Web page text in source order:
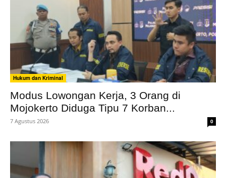
Hukum dan Kriminal
Modus Lowongan Kerja, 3 Orang di
Mojokerto Diduga Tipu 7 Korban...
7 Agustus 2026 0